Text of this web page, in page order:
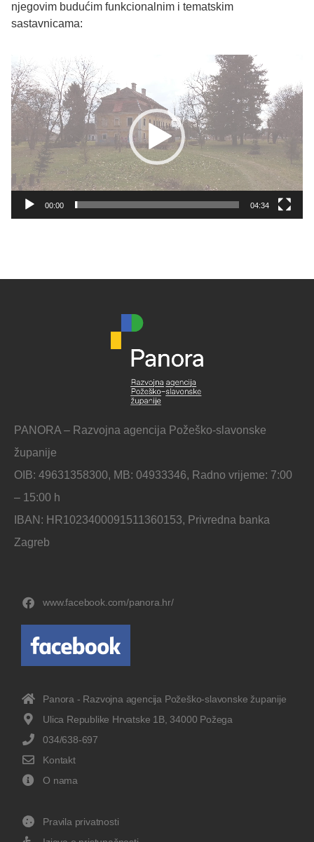
njegovim budućim funkcionalnim i tematskim
sastavnicama:
Reproduktor
videozapisa
00:00 04:34
PANORA – Razvojna agencija Požeško-slavonske
županije
OIB: 49631358300, MB: 04933346, Radno vrijeme: 7:00
– 15:00 h
IBAN: HR1023400091511360153, Privredna banka
Zagreb
www.facebook.com/panora.hr/
Panora - Razvojna agencija Požeško-slavonske županije
Ulica Republike Hrvatske 1B, 34000 Požega
034/638-697
Kontakt
O nama
Pravila privatnosti